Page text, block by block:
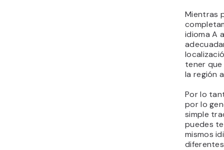
Mientras
idioma A
tener
la región
Por lo
por lo
simple
puedes
mismos